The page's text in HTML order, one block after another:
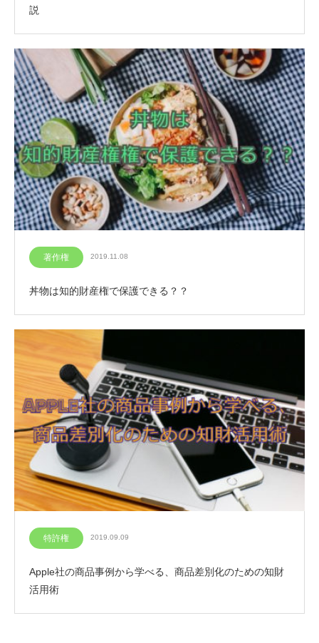
説
著作権 2019.11.08
丼物は知的財産権で保護できる？？
特許権 2019.09.09
Apple社の商品事例から学べる、商品差別化のための知財
活用術